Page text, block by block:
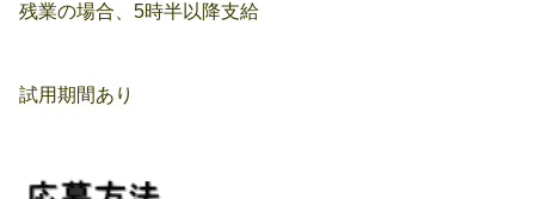
残業の場合、5時半以降支給
試用期間あり